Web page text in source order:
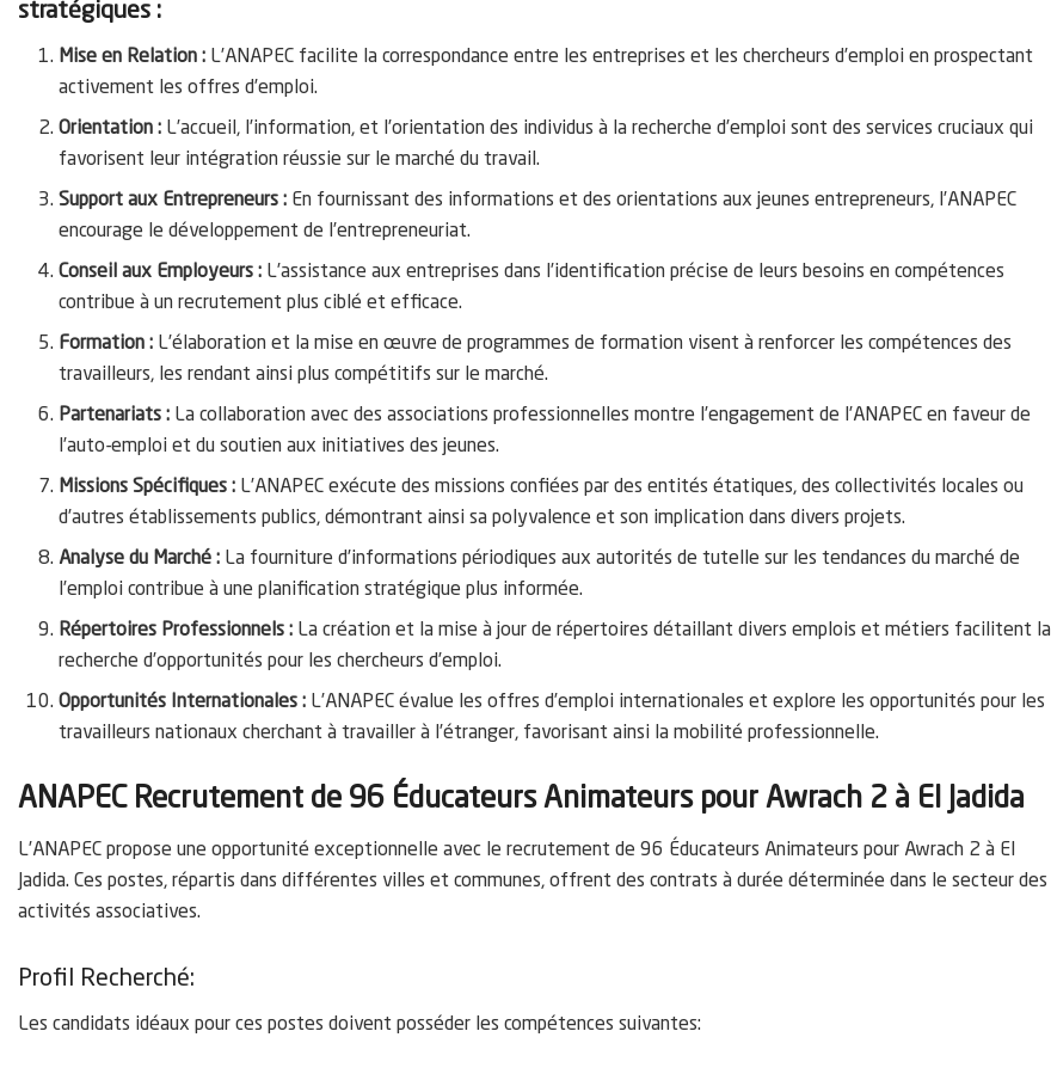
stratégiques :
Mise en Relation : L’ANAPEC facilite la correspondance entre les entreprises et les chercheurs d’emploi en prospectant
activement les offres d’emploi.
Orientation : L’accueil, l’information, et l’orientation des individus à la recherche d’emploi sont des services cruciaux qui
favorisent leur intégration réussie sur le marché du travail.
Support aux Entrepreneurs : En fournissant des informations et des orientations aux jeunes entrepreneurs, l’ANAPEC
encourage le développement de l’entrepreneuriat.
Conseil aux Employeurs : L’assistance aux entreprises dans l’identification précise de leurs besoins en compétences
contribue à un recrutement plus ciblé et efficace.
Formation : L’élaboration et la mise en œuvre de programmes de formation visent à renforcer les compétences des
travailleurs, les rendant ainsi plus compétitifs sur le marché.
Partenariats : La collaboration avec des associations professionnelles montre l’engagement de l’ANAPEC en faveur de
l’auto-emploi et du soutien aux initiatives des jeunes.
Missions Spécifiques : L’ANAPEC exécute des missions confiées par des entités étatiques, des collectivités locales ou
d’autres établissements publics, démontrant ainsi sa polyvalence et son implication dans divers projets.
Analyse du Marché : La fourniture d’informations périodiques aux autorités de tutelle sur les tendances du marché de
l’emploi contribue à une planification stratégique plus informée.
Répertoires Professionnels : La création et la mise à jour de répertoires détaillant divers emplois et métiers facilitent la
recherche d’opportunités pour les chercheurs d’emploi.
Opportunités Internationales : L’ANAPEC évalue les offres d’emploi internationales et explore les opportunités pour les
travailleurs nationaux cherchant à travailler à l’étranger, favorisant ainsi la mobilité professionnelle.
ANAPEC Recrutement de 96 Éducateurs Animateurs pour Awrach 2 à El Jadida
L’ANAPEC propose une opportunité exceptionnelle avec le recrutement de 96 Éducateurs Animateurs pour Awrach 2 à El
Jadida. Ces postes, répartis dans différentes villes et communes, offrent des contrats à durée déterminée dans le secteur des
activités associatives.
Profil Recherché:
Les candidats idéaux pour ces postes doivent posséder les compétences suivantes: